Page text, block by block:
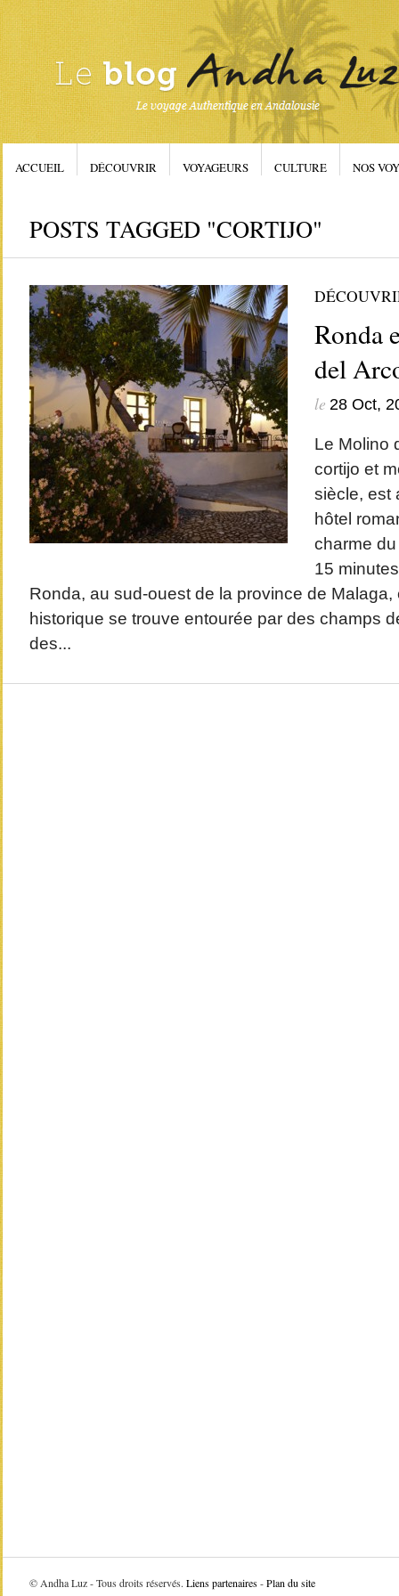
ACCUEIL DÉCOUVRIR VOYAGEURS CULTURE NOS
POSTS TAGGED "CORTIJO"
Ronda
del
le 28 Oct,
Le Molino
cortijo et
siècle, est
hôtel
charme
15
Ronda, au sud-ouest de la province de Malaga,
historique se trouve entourée par des champs
des...
© Andha Luz - Tous droits réservés. Liens partenaires-Plan du site